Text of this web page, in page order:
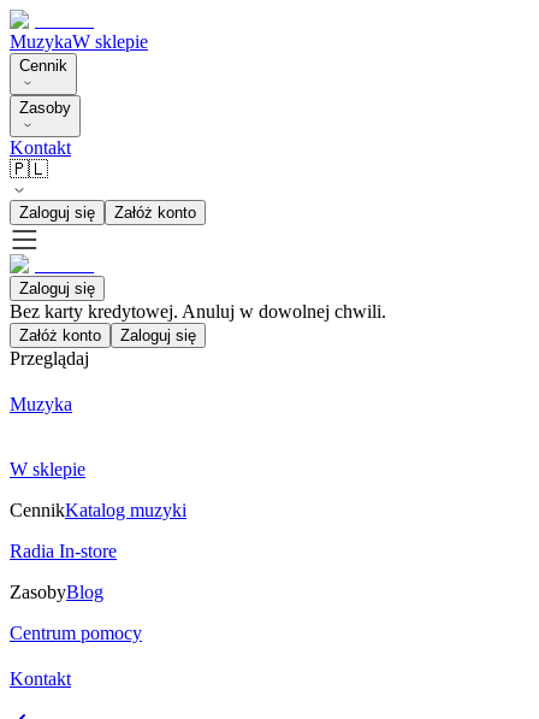
MuzykaW sklepie
Cennik
Zasoby
Kontakt
🇵🇱
Zaloguj się Załóż konto
Zaloguj się
Bez karty kredytowej. Anuluj w dowolnej chwili.
Załóż konto Zaloguj się
Przeglądaj
Muzyka
W sklepie
CennikKatalog muzyki
Radia In-store
ZasobyBlog
Centrum pomocy
Kontakt